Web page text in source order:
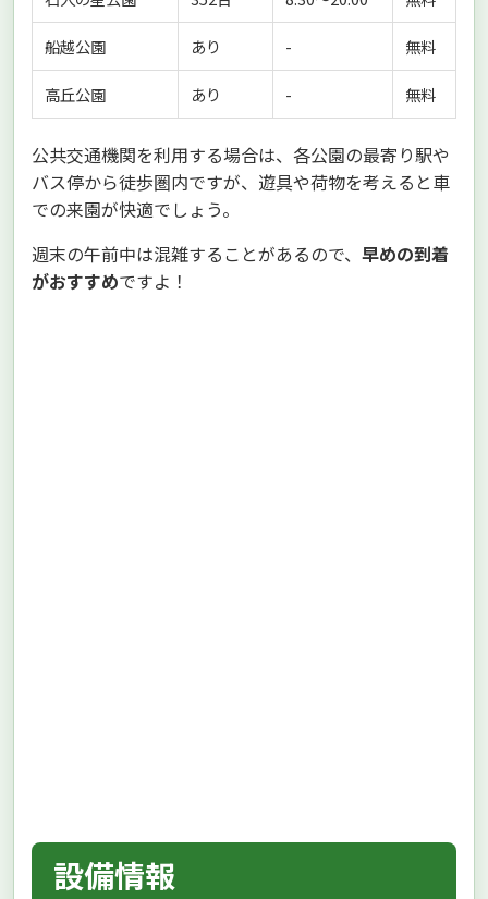
船越公園 あり - 無料
高丘公園 あり - 無料
公共交通機関を利用する場合は、各公園の最寄り駅や
バス停から徒歩圏内ですが、遊具や荷物を考えると車
での来園が快適でしょう。
週末の午前中は混雑することがあるので、 早めの到着
がおすすめですよ！
設備情報